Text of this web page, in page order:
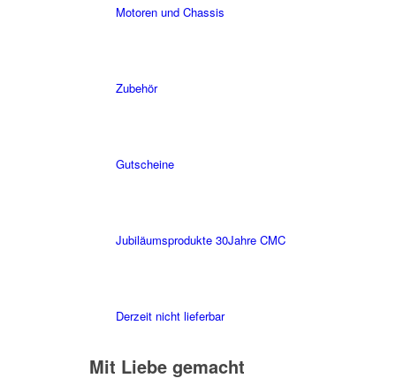
Motoren und Chassis
Zubehör
Gutscheine
Jubiläumsprodukte 30Jahre CMC
Derzeit nicht lieferbar
Mit Liebe gemacht